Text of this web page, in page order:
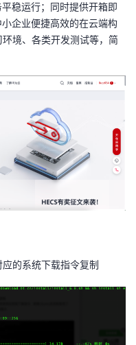
稳运行；同时提供开箱即
企业便捷高效的在云端构
境、各类开发测试等，简
的系统下载指令复制